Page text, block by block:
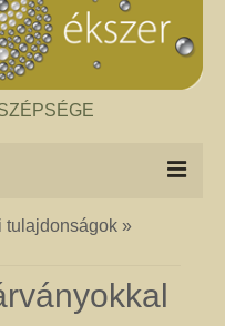
gyógyító kövek, amelyek
és általában a kő színe
tulajdonságok »